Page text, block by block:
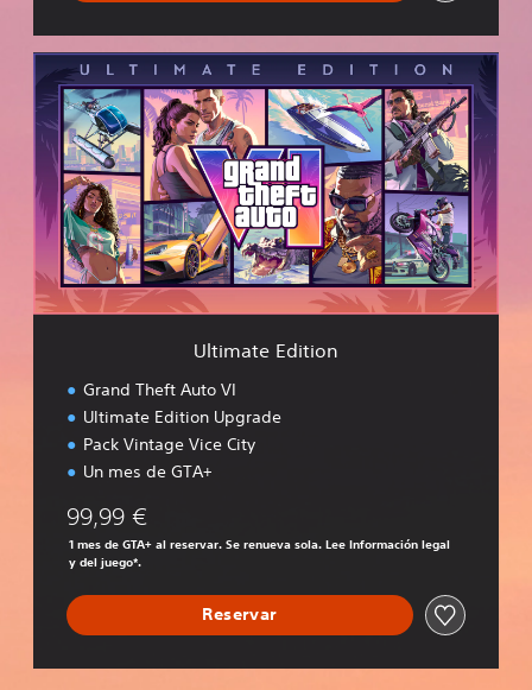
l
t
a
t
d
i
t
Ultimate Edition
Grand Theft Auto VI
Ultimate Edition Upgrade
Pack Vintage Vice City
Un mes de GTA+
99,99 €
1 mes de GTA+ al reservar. Se renueva sola. Lee Información legal
y del juego*.
Reservar